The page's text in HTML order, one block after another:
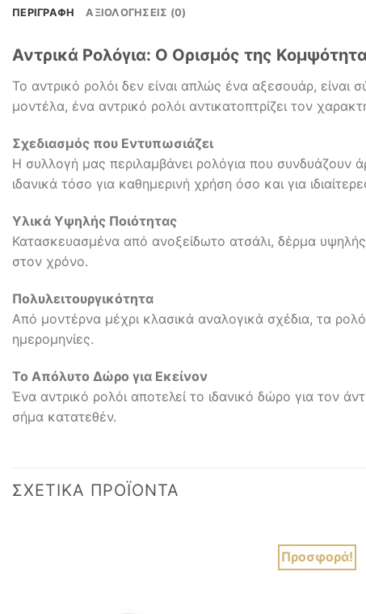
ΠΕΡΙΓΡΑΦΉ ΑΞΙΟΛΟΓΉΣΕΙΣ (0)
Αντρικά Ρολόγια: Ο Ορισμός της
Το αντρικό ρολόι δεν είναι απλώς ένα αξεσουάρ,
μοντέλα, ένα αντρικό ρολόι αντικατοπτρίζει τον
Σχεδιασμός που Εντυπωσιάζει
Η συλλογή μας περιλαμβάνει ρολόγια που συνδυάζουν
ιδανικά τόσο για καθημερινή χρήση όσο και για
Υλικά Υψηλής Ποιότητας
Κατασκευασμένα από ανοξείδωτο ατσάλι, δέρμα
στον χρόνο.
Πολυλειτουργικότητα
Από μοντέρνα μέχρι κλασικά αναλογικά σχέδια, τα
ημερομηνίες.
Το Απόλυτο Δώρο για Εκείνον
Ένα αντρικό ρολόι αποτελεί το ιδανικό δώρο για τον
σήμα κατατεθέν.
ΣΧΕΤΙΚΆ ΠΡΟΪΌΝΤΑ
Προσφορά!